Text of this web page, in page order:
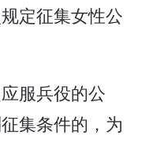
定征集女性公
服兵役的公
集条件的，为